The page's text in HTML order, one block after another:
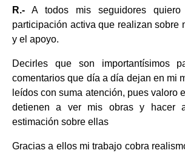
R.- A todos mis seguidores quiero
participación activa que realizan sobre
y el apoyo.
Decirles que son importantísimos
comentarios que día a día dejan en mi
leídos con suma atención, pues valoro
detienen a ver mis obras y hacer
estimación sobre ellas
Gracias a ellos mi trabajo cobra